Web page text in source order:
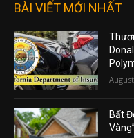
BÀI VIẾT MỚI NHẤT
Bất